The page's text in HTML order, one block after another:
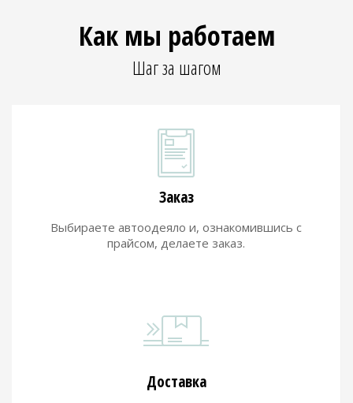
Как мы работаем
Шаг за шагом
Заказ
Выбираете автоодеяло и, ознакомившись с
прайсом, делаете заказ.
Доставка